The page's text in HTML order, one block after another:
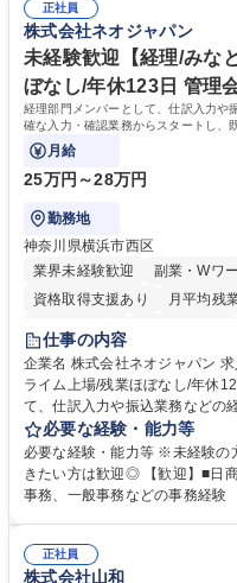
道路施設や道路工事現場の見学
へ配属。※業務内容変更の範囲：会社の定め
ープ】総合職（事務）◇残業月
部門など多岐に渡る業務を経験
事業の他、新宿駅西口広場内に
イン」の管理運営を行うなど、
います。 学歴・資格 学歴：大学院 大学 高専 短大 専修学校 高校 語学力：
資格：
正社員
株式会社ネオジャパン
未経験歓迎【経理/みな
ぼなし/年休123日 管理
経理部門メンバーとして、仕訳入力や
確な入力・確認業務からスタートし、
理知識を身につけていただきます。
月給
25万円～28万円
勤務地
神奈川県横浜市西区
業界未経験歓迎
副業・Wワ
資格取得支援あり
月平均残
未経験者歓迎
完全週休2日制
交通費支給
寮・社宅あり
仕事の内容
企業名 株式会社ネオジャパン 求人名 未経験歓迎【経理/みなとみらい】プ
ライム上場/残業ほぼなし/年休123日 仕事の内容 経理部門メンバ
て、仕訳入力や振込業務などの
力・確認業務からスタートし、
階的に経理知識を身につけていただきます。 【具体
基づく仕訳入力 ■月末の振込業
メンバーの業務サポート 【将来
想定です。 募集職種 未経験歓迎【経理/みなとみらい】プライム上場/残業
ほぼなし/年休123日
必要な経験・能力等
必要な経験・能力等 ※未経験の
きたい方は歓迎◎ 【歓迎】■日
事務、一般事務などの事務経験 【本ポジションについて】 本ポジション
当し、3～5年をかけて月次決算
正社員
株式会社山和